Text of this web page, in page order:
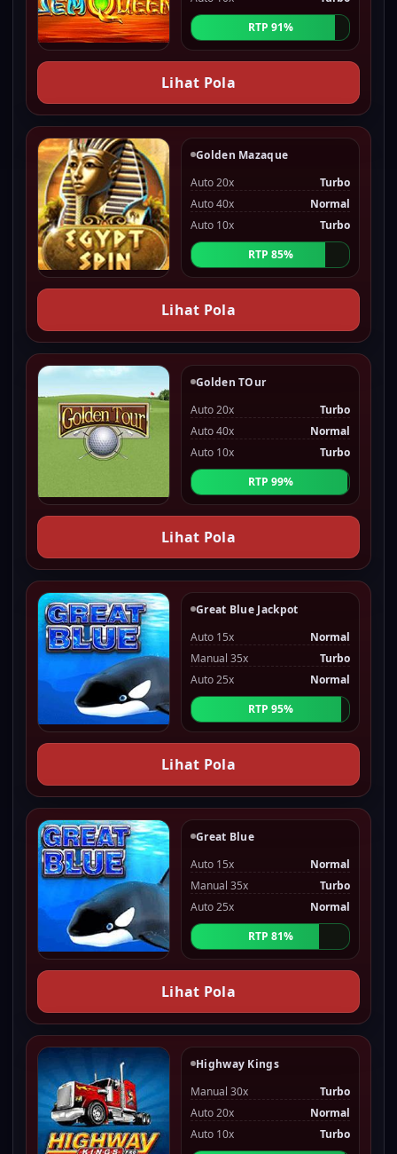
RTP 91%
Lihat Pola
Golden Mazaque
Auto 20x
Turbo
Auto 40x
Normal
Auto 10x
Turbo
RTP 85%
Lihat Pola
Golden TOur
Auto 20x
Turbo
Auto 40x
Normal
Auto 10x
Turbo
RTP 99%
Lihat Pola
Great Blue Jackpot
Auto 15x
Normal
Manual 35x
Turbo
Auto 25x
Normal
RTP 95%
Lihat Pola
Great Blue
Auto 15x
Normal
Manual 35x
Turbo
Auto 25x
Normal
RTP 81%
Lihat Pola
Highway Kings
Manual 30x
Turbo
Auto 20x
Normal
Auto 10x
Turbo